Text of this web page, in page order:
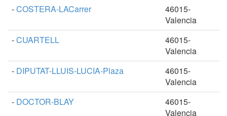
-COSTERA-LACarrer
46015-
Valencia
-CUARTELL
46015-
Valencia
- DIPUTAT-LLUIS-LUCIA-Plaza
46015-
Valencia
- DOCTOR-BLAY
46015-
Valencia